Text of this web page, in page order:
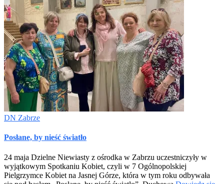
DN Zabrze
Posłane, by nieść światło
24 maja Dzielne Niewiasty z ośrodka w Zabrzu uczestniczyły w
wyjątkowym Spotkaniu Kobiet, czyli w 7 Ogólnopolskiej
Pielgrzymce Kobiet na Jasnej Górze, która w tym roku odbywała